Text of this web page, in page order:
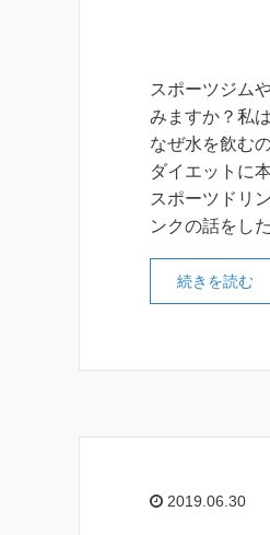
スポーツジム
みますか？私
なぜ水を飲む
ダイエットに
スポーツドリ
ンクの話をし
続きを読む
2019.06.30